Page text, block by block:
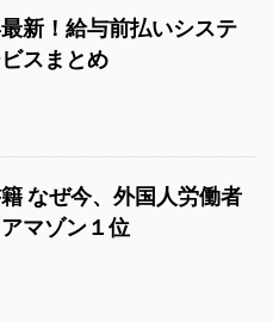
新！給与前払いシステ
スまとめ
なぜ今、外国人労働者
マゾン１位